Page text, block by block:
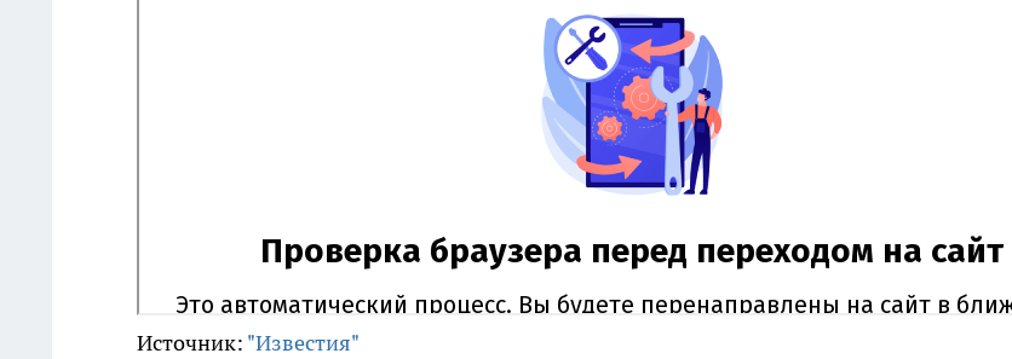
Источник: "Известия"